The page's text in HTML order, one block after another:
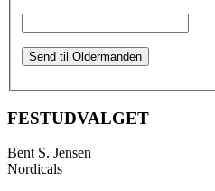
FESTUDVALGET
Bent S. Jensen
Nordicals